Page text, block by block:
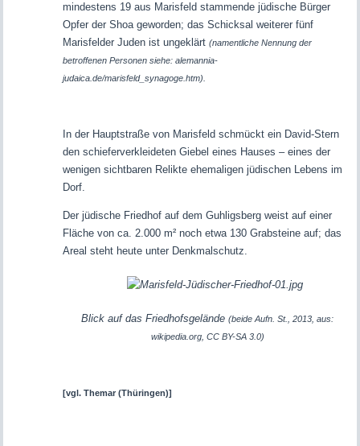
mindestens 19 aus Marisfeld stammende jüdische Bürger
Opfer der Shoa geworden; das Schicksal weiterer fünf
Marisfelder Juden ist ungeklärt (namentliche Nennung der
betroffenen Personen siehe: alemannia-
judaica.de/marisfeld_synagoge.htm).
In der Hauptstraße von Marisfeld schmückt ein David-Stern
den schieferverkleideten Giebel eines Hauses – eines der
wenigen sichtbaren Relikte ehemaligen jüdischen Lebens im
Dorf.
Der jüdische Friedhof auf dem Guhligsberg weist auf einer
Fläche von ca. 2.000 m² noch etwa 130 Grabsteine auf; das
Areal steht heute unter Denkmalschutz.
Blick auf das Friedhofsgelände(beideAufn.St., 2013, aus:
wikipedia.org, CC BY-SA 3.0)
[vgl. Themar (Thüringen)]